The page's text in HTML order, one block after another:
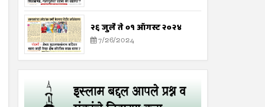
२६ जुलै ते ०१ ऑगस्ट २०२४
7/26/2024